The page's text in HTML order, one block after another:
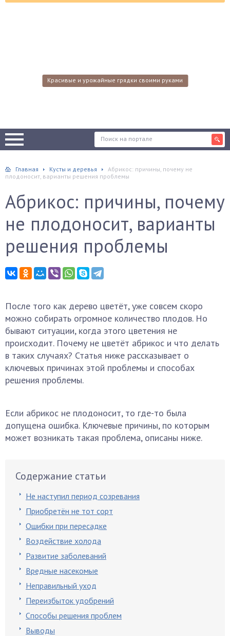
Красивые и урожайные грядки своими руками
Главная Кусты и деревья
Абрикос: причины, почему не
плодоносит, варианты решения проблемы
Абрикос: причины, почему
не плодоносит, варианты
решения проблемы
После того как дерево цветёт, уже совсем скоро
можно собирать огромное количество плодов. Но
бывают ситуации, когда этого цветения не
происходит. Почему не цветёт абрикос и что делать
в таких случаях? Статья ниже рассказывает о
ключевых причинах этой проблемы и способах
решения проблемы.
Если абрикос не плодоносит, то где-то была
допущена ошибка. Ключевые причины, по которым
может возникать такая проблема, описаны ниже.
Содержание статьи
Не наступил период созревания
Приобретён не тот сорт
Ошибки при пересадке
Воздействие холода
Развитие заболеваний
Вредные насекомые
Неправильный уход
Переизбыток удобрений
Способы решения проблем
Выводы